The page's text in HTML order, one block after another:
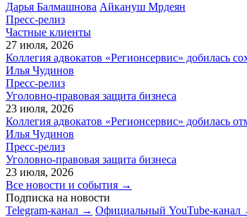
Дарья Балмашнова Айкануш Мрдеян
Пресс-релиз
Частные клиенты
27 июля, 2026
Коллегия адвокатов «Регионсервис» добилась
Илья Чудинов
Пресс-релиз
Уголовно-правовая защита бизнеса
23 июля, 2026
Коллегия адвокатов «Регионсервис» добилась
Илья Чудинов
Пресс-релиз
Уголовно-правовая защита бизнеса
23 июля, 2026
Все новости и события →
Подписка на новости
Telegram-канал → Официальный YouTube-канал